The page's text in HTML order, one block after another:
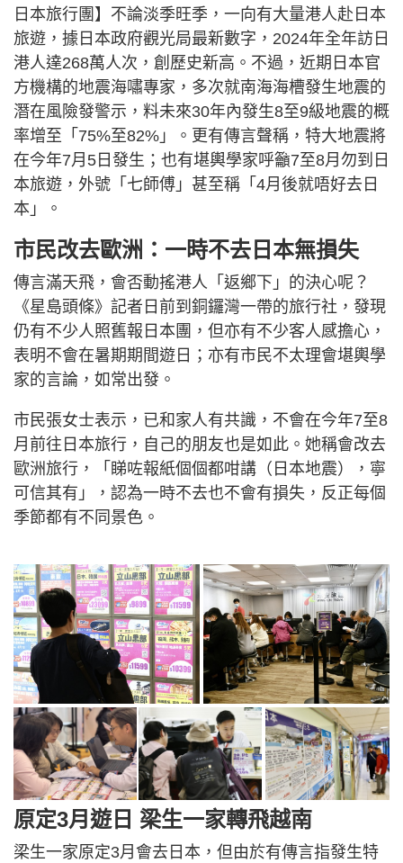
日本旅行團】不論淡季旺季，一向有大量港人赴日本
旅遊，據日本政府觀光局最新數字，2024年全年訪日
港人達268萬人次，創歷史新高。不過，近期日本官
方機構的地震海嘯專家，多次就南海海槽發生地震的
潛在風險發警示，料未來30年內發生8至9級地震的概
率增至「75%至82%」。更有傳言聲稱，特大地震將
在今年7月5日發生；也有堪輿學家呼籲7至8月勿到日
本旅遊，外號「七師傅」甚至稱「4月後就唔好去日
本」。
市民改去歐洲：一時不去日本無損失
傳言滿天飛，會否動搖港人「返鄉下」的決心呢？
《星島頭條》記者日前到銅鑼灣一帶的旅行社，發現
仍有不少人照舊報日本團，但亦有不少客人感擔心，
表明不會在暑期期間遊日；亦有市民不太理會堪輿學
家的言論，如常出發。
市民張女士表示，已和家人有共識，不會在今年7至8
月前往日本旅行，自己的朋友也是如此。她稱會改去
歐洲旅行，「睇咗報紙個個都咁講（日本地震），寧
可信其有」，認為一時不去也不會有損失，反正每個
季節都有不同景色。
原定3月遊日 梁生一家轉飛越南
梁生一家原定3月會去日本，但由於有傳言指發生特